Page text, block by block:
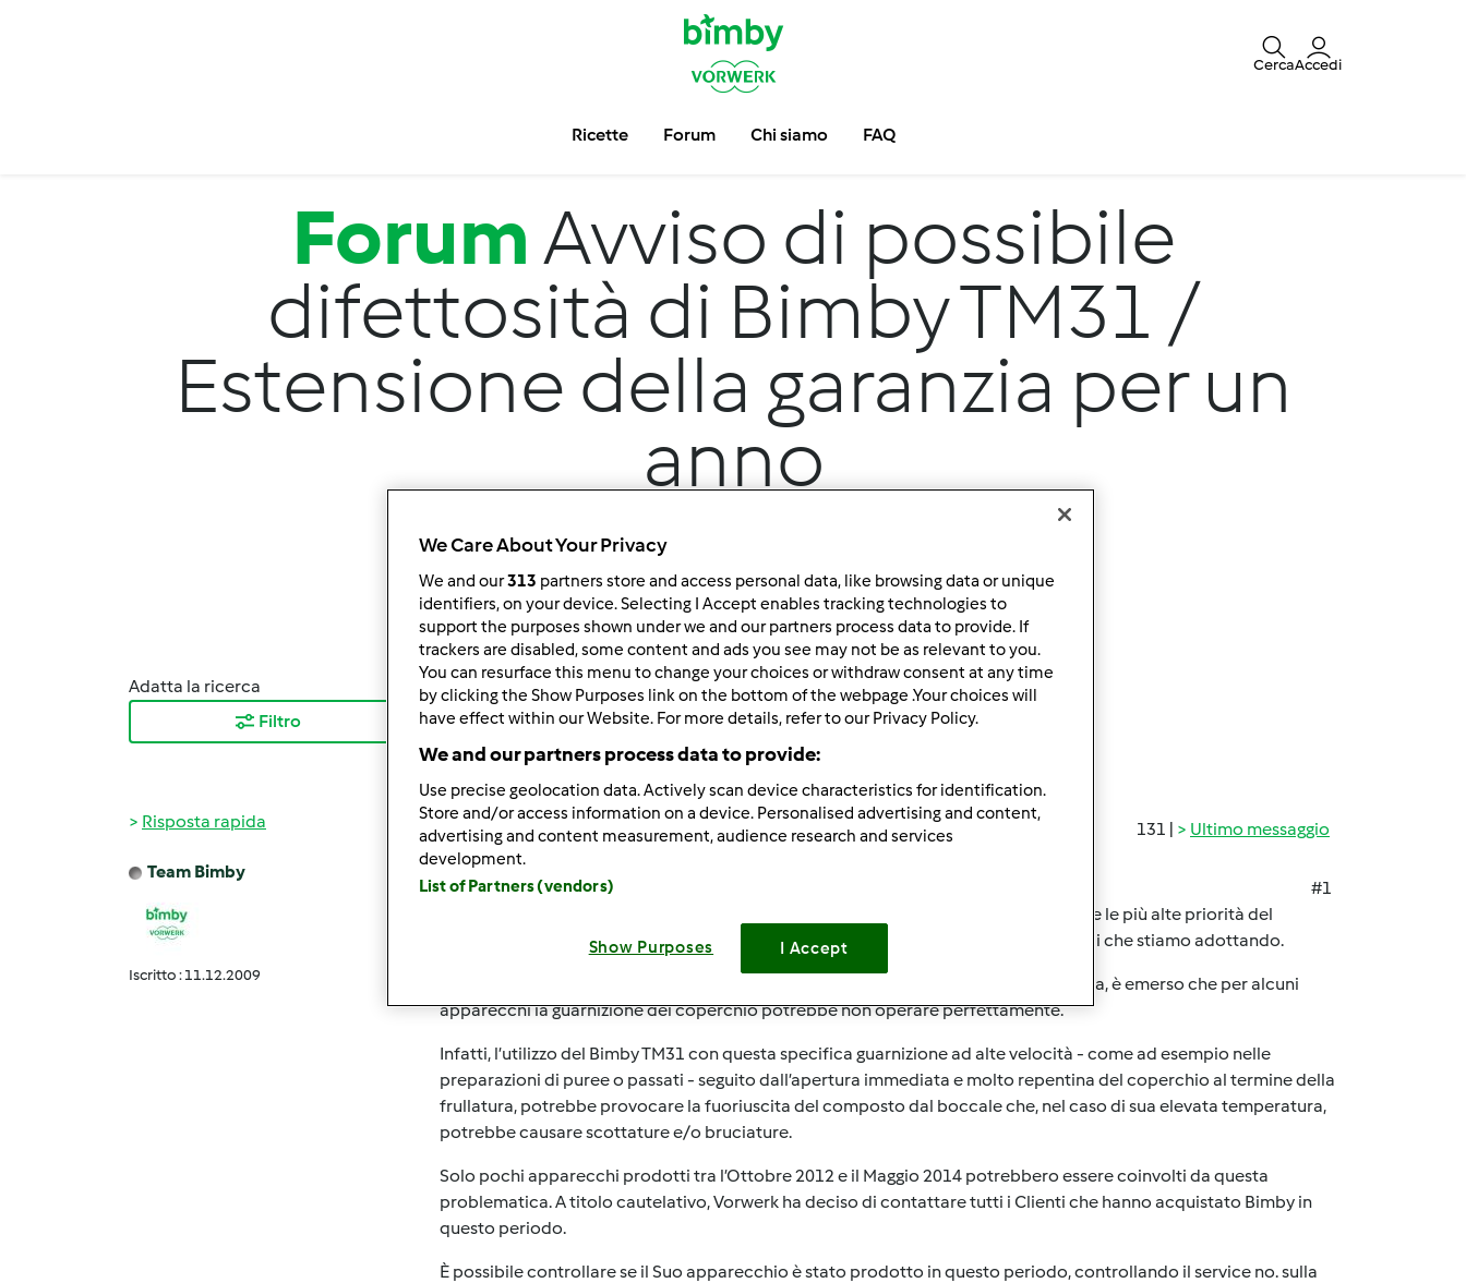
CercaAccedi
Ricette Forum Chi siamo FAQ
ForumAvviso di possibile
difettosità di Bimby TM31 /
Estensione della garanzia per un
anno
Adatta la ricerca
Filtro
Ordina per:
I risultati più recenti
Risultati per pagina:
10
131 | Ultimo messaggio
Risposta rapida
Team Bimby
Iscritto : 11.12.2009
Lun, 09/22/2014 - 17:09
#1
L’eccellenza qualitativa e la massima soddisfazione dei nostri Clienti sono da sempre le più alte priorità del
Gruppo Vorwerk. Per questo desideriamo informarLa di alcune misure precauzionali che stiamo adottando.
Grazie ai test che periodicamente conduciamo, ovviamente con grande accuratezza, è emerso che per alcuni
apparecchi la guarnizione del coperchio potrebbe non operare perfettamente.
Infatti, l’utilizzo del Bimby TM31 con questa specifica guarnizione ad alte velocità - come ad esempio nelle
preparazioni di puree o passati - seguito dall’apertura immediata e molto repentina del coperchio al termine della
frullatura, potrebbe provocare la fuoriuscita del composto dal boccale che, nel caso di sua elevata temperatura,
potrebbe causare scottature e/o bruciature.
Solo pochi apparecchi prodotti tra l’Ottobre 2012 e il Maggio 2014 potrebbero essere coinvolti da questa
problematica. A titolo cautelativo, Vorwerk ha deciso di contattare tutti i Clienti che hanno acquistato Bimby in
questo periodo.
È possibile controllare se il Suo apparecchio è stato prodotto in questo periodo, controllando il service no. sulla
We Care About Your Privacy
We and our313 partners store and access personal data, like browsing data or unique
identifiers, on your device. Selecting I Accept enables tracking technologies to
support the purposes shown under we and our partners process data to provide. If
trackers are disabled, some content and ads you see may not be as relevant to you.
You can resurface this menu to change your choices or withdraw consent at any time
by clicking the Show Purposes link on the bottom of the webpage .Your choices will
have effect within our Website. For more details, refer to our Privacy Policy.
We and our partners process data to provide:
Use precise geolocation data. Actively scan device characteristics for identification.
Store and/or access information on a device. Personalised advertising and content,
advertising and content measurement, audience research and services
development.
List of Partners (vendors)
Show Purposes I Accept